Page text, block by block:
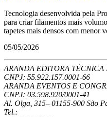
Tecnologia desenvolvida pela
para criar filamentos mais
tapetes mais densos com menor
05/05/2026
ARANDA EDITORA TÉCNICA
CNPJ: 55.922.157.0001-66
ARANDA EVENTOS E
CNPJ: 03.598.920/0001-41
Al. Olga, 315– 01155-900 São
Tel.: